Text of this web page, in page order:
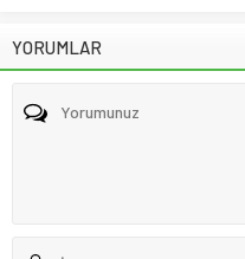
YORUMLAR